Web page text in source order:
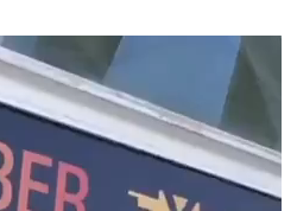
نمایشگر
ویدیو